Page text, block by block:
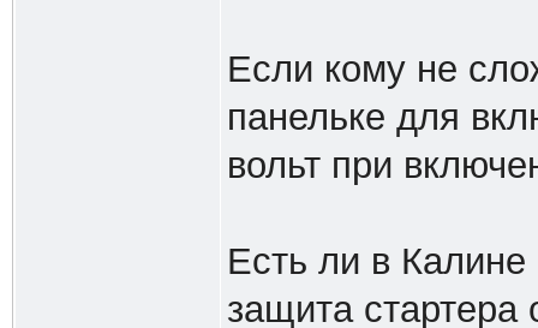
Если кому не
панельке для
вольт при
Есть ли в
защита стартера